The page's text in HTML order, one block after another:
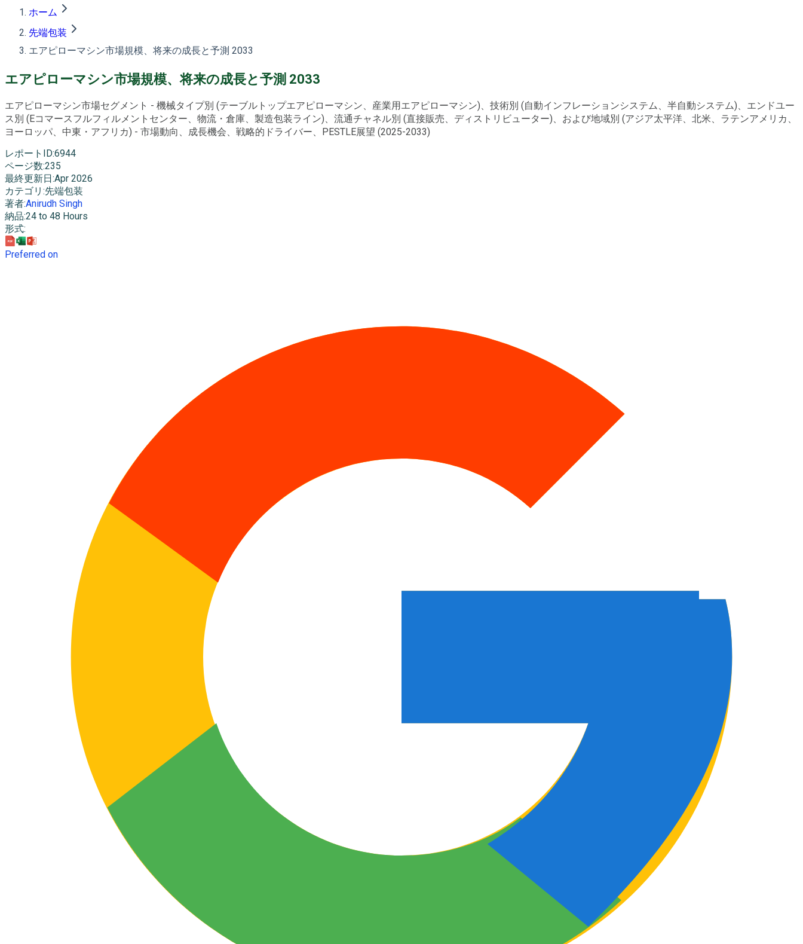
ホーム
先端包装
エアピローマシン市場規模、将来の成長と予測 2033
エアピローマシン市場規模、将来の成長と予測 2033
エアピローマシン市場セグメント - 機械タイプ別 (テーブルトップエアピローマシン、産業用エアピローマシン)、技術別 (自動インフレーションシステム、半自動システム)、エンドユー
ス別 (Eコマースフルフィルメントセンター、物流・倉庫、製造包装ライン)、流通チャネル別 (直接販売、ディストリビューター)、および地域別 (アジア太平洋、北米、ラテンアメリカ、
ヨーロッパ、中東・アフリカ) - 市場動向、成長機会、戦略的ドライバー、PESTLE展望 (2025-2033)
レポートID:6944
ページ数:235
最終更新日 :Apr 2026
カテゴリ :先端包装
著者:Anirudh Singh
納品:24 to 48 Hours
形式:
Preferred on